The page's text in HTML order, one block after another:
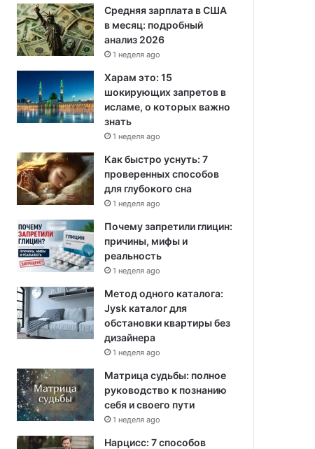
Средняя зарплата в США
в месяц: подробный
анализ 2026
1 неделя ago
Харам это: 15
шокирующих запретов в
исламе, о которых важно
знать
1 неделя ago
Как быстро уснуть: 7
проверенных способов
для глубокого сна
1 неделя ago
Почему запретили глицин:
причины, мифы и
реальность
1 неделя ago
Метод одного каталога:
Jysk каталог для
обстановки квартиры без
дизайнера
1 неделя ago
Матрица судьбы: полное
руководство к познанию
себя и своего пути
1 неделя ago
Нарцисс: 7 способов